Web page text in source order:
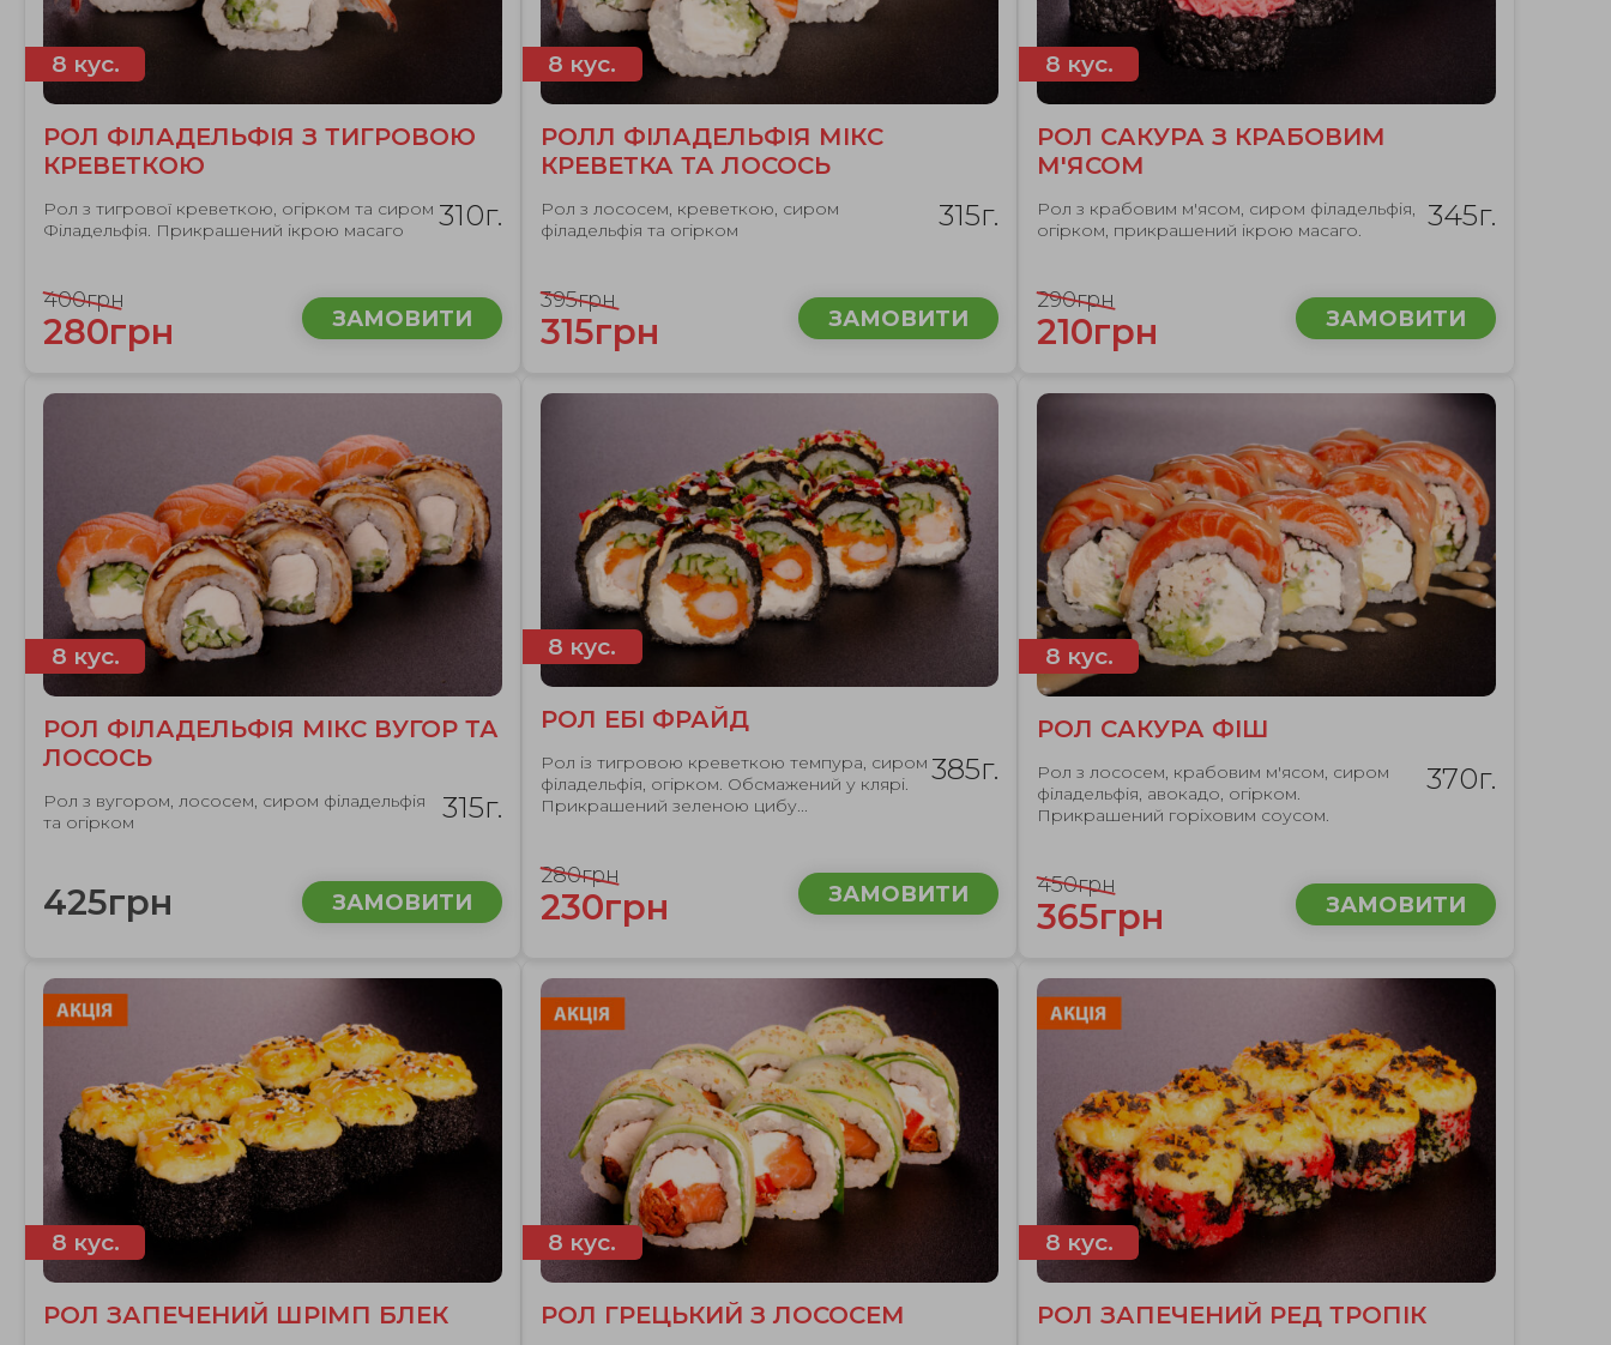
8 кус.
РОЛ ФІЛАДЕЛЬФІЯ З ТИГРОВОЮ
КРЕВЕТКОЮ
Рол з тигрової креветкою, огірком та сиром
Філадельфія. Прикрашений ікрою масаго
310г.
400грн
280грн ЗАМОВИТИ
8 кус.
РОЛЛ ФІЛАДЕЛЬФІЯ МІКС
КРЕВЕТКА ТА ЛОСОСЬ
Рол з лососем, креветкою, сиром
філадельфія та огірком
315г.
395грн
315грн ЗАМОВИТИ
8 кус.
РОЛ САКУРА З КРАБОВИМ
М'ЯСОМ
Рол з крабовим м'ясом, сиром філадельфія,
огірком, прикрашений ікрою масаго.
345г.
290грн
210грн ЗАМОВИТИ
8 кус.
РОЛ ФІЛАДЕЛЬФІЯ МІКС ВУГОР ТА
ЛОСОСЬ
Рол з вугором, лососем, сиром філадельфія
та огірком
315г.
425грн ЗАМОВИТИ
8 кус.
РОЛ ЕБІ ФРАЙД
Рол із тигровою креветкою темпура, сиром
філадельфія, огірком. Обсмажений у клярі.
Прикрашений зеленою цибу...
385г.
280грн
230грн ЗАМОВИТИ
8 кус.
РОЛ САКУРА ФІШ
Рол з лососем, крабовим м'ясом, сиром
філадельфія, авокадо, огірком.
Прикрашений горіховим соусом.
370г.
450грн
365грн ЗАМОВИТИ
8 кус.
РОЛ ЗАПЕЧЕНИЙ ШРІМП БЛЕК
8 кус.
РОЛ ГРЕЦЬКИЙ З ЛОСОСЕМ
8 кус.
РОЛ ЗАПЕЧЕНИЙ РЕД ТРОПІК